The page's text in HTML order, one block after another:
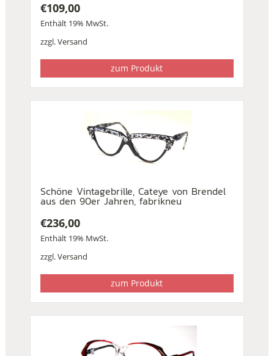
€109,00
Enthält 19% MwSt.
zzgl.Versand
zum Produkt
Schöne Vintagebrille, Cateye von Brendel
aus den 90er Jahren, fabrikneu
€236,00
Enthält 19% MwSt.
zzgl.Versand
zum Produkt